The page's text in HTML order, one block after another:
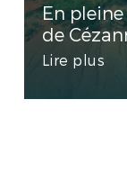
En
de
Lire plus